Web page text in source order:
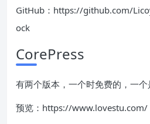
GitHub：https://github.com/
ock
CorePress
有两个版本，一个时免费的，一个
预览：https://www.lovestu.com/